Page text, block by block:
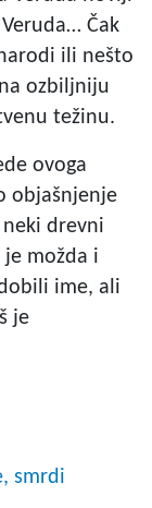
Čak
ili nešto
ozbiljniju
težinu.
ovoga
objašnjenje
drevni
možda i
ime, ali
je
smrdi